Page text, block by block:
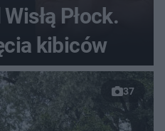
Płock.
kibiców
37